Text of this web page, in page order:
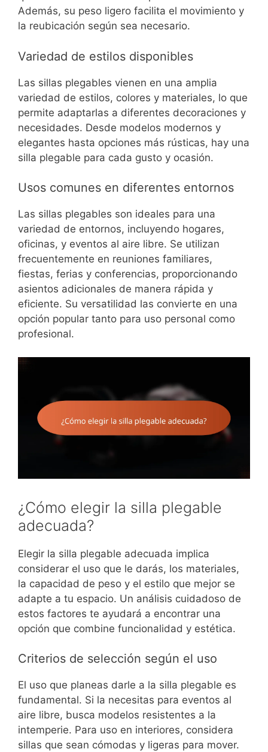
Además, su peso ligero facilita el movimiento y
la reubicación según sea necesario.
Variedad de estilos disponibles
Las sillas plegables vienen en una amplia
variedad de estilos, colores y materiales, lo que
permite adaptarlas a diferentes decoraciones y
necesidades. Desde modelos modernos y
elegantes hasta opciones más rústicas, hay una
silla plegable para cada gusto y ocasión.
Usos comunes en diferentes entornos
Las sillas plegables son ideales para una
variedad de entornos, incluyendo hogares,
oficinas, y eventos al aire libre. Se utilizan
frecuentemente en reuniones familiares,
fiestas, ferias y conferencias, proporcionando
asientos adicionales de manera rápida y
eficiente. Su versatilidad las convierte en una
opción popular tanto para uso personal como
profesional.
¿Cómo elegir la silla plegable
adecuada?
Elegir la silla plegable adecuada implica
considerar el uso que le darás, los materiales,
la capacidad de peso y el estilo que mejor se
adapte a tu espacio. Un análisis cuidadoso de
estos factores te ayudará a encontrar una
opción que combine funcionalidad y estética.
Criterios de selección según el uso
El uso que planeas darle a la silla plegable es
fundamental. Si la necesitas para eventos al
aire libre, busca modelos resistentes a la
intemperie. Para uso en interiores, considera
sillas que sean cómodas y ligeras para mover.